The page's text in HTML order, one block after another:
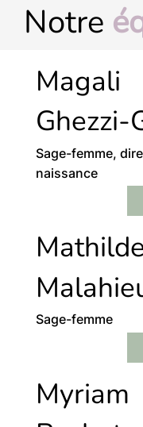
Notre
Magali
Ghezzi-
Sage-femme,
naissance
Sage-femme
Myriam